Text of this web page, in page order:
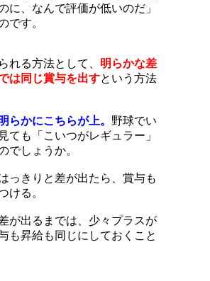
に、なんで評価が低いのだ」
です。
れる方法として、 明らかな差
は同じ賞与を出すという方法
らかにこちらが上。 野球でい
ても「こいつがレギュラー」
でしょうか。
っきりと差が出たら、賞与も
ける。
が出るまでは、少々プラスが
も昇給も同じにしておくこと